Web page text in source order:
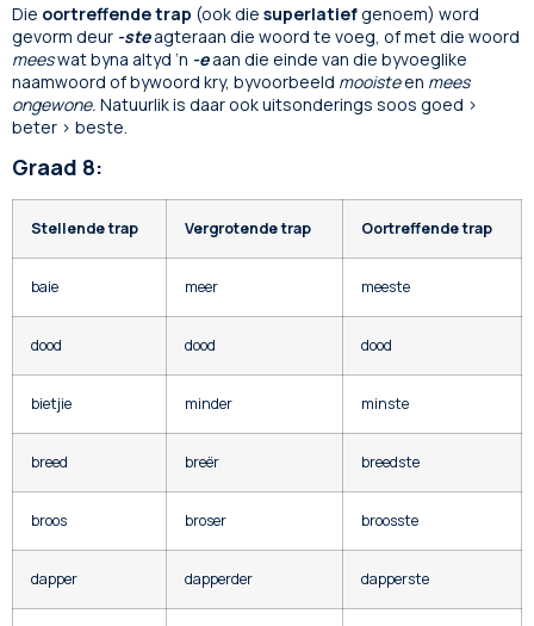
Die oortreffende trap (ook die superlatiefgenoem) word
gevorm deur -steagteraan die woord te voeg, of met die woord
meeswat byna altyd ‘n -eaan die einde van die byvoeglike
naamwoord of bywoord kry, byvoorbeeld mooisteen mees
ongewone. Natuurlik is daar ook uitsonderings soos goed >
beter > beste.
Graad 8:
Stellende trap Vergrotende trap Oortreffende trap
baie meer meeste
dood dood dood
bietjie minder minste
breed breër breedste
broos broser broosste
dapper dapperder dapperste